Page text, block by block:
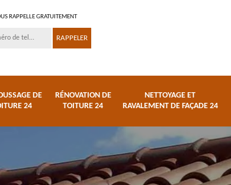
RAPPELLE GRATUITEMENT
DE
24
RÉNOVATION DE
TOITURE 24
NETTOYAGE ET
RAVALEMENT DE FAÇADE 24